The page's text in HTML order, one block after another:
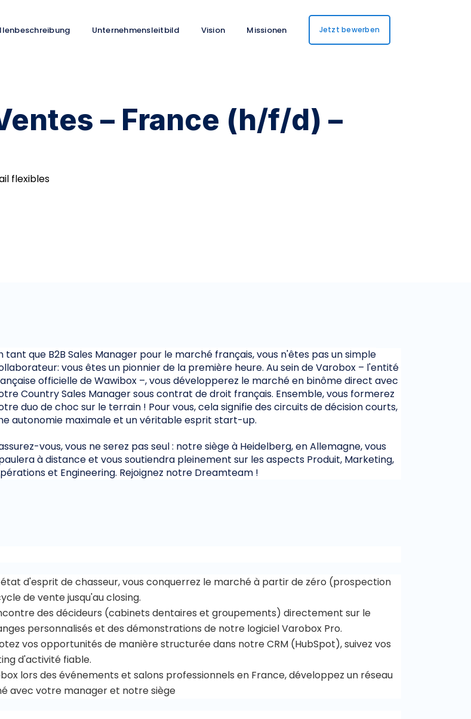
Unternehmensleitbild Vision Missionen Jetzt bewerben
– France (h/f/d) –
flexibles
tant que B2B Sales Manager pour le marché français, vous n'êtes pas un simple
vous êtes un pionnier de la première heure. Au sein de Varobox – l'entité
officielle de Wawibox –, vous développerez le marché en binôme direct avec
Country Sales Manager sous contrat de droit français. Ensemble, vous formerez
duo de choc sur le terrain ! Pour vous, cela signifie des circuits de décision courts,
autonomie maximale et un véritable esprit start-up.
vous, vous ne serez pas seul : notre siège à Heidelberg, en Allemagne, vous
à distance et vous soutiendra pleinement sur les aspects Produit, Marketing,
et Engineering. Rejoignez notre Dreamteam !
d'esprit de chasseur, vous conquerrez le marché à partir de zéro (prospection
de vente jusqu'au closing.
des décideurs (cabinets dentaires et groupements) directement sur le
personnalisés et des démonstrations de notre logiciel Varobox Pro.
vos opportunités de manière structurée dans notre CRM (HubSpot), suivez vos
d'activité fiable.
lors des événements et salons professionnels en France, développez un réseau
avec votre manager et notre siège